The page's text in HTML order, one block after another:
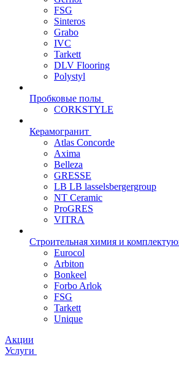
FSG
Sinteros
Grabo
IVC
Tarkett
DLV Flooring
Polystyl
Пробковые полы
CORKSTYLE
Керамогранит
Atlas Concorde
Axima
Belleza
GRESSE
LB LB lasselsbergergroup
NT Ceramic
ProGRES
VITRA
Строительная химия и
Eurocol
Arbiton
Bonkeel
Forbo Arlok
FSG
Tarkett
Unique
Акции
Услуги